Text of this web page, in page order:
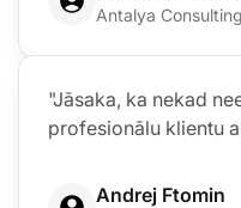
Antalya
"Jāsaka, ka nekad
profesionālu klientu
Andrej Ftomin